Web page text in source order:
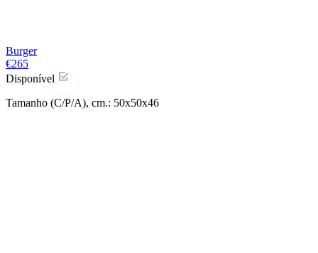
Burger
€265
Disponível
Tamanho (C/P/A), cm.: 50x50x46